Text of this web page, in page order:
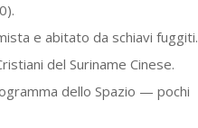
e abitato da schiavi fuggiti.
del Suriname Cinese.
dello Spazio — pochi